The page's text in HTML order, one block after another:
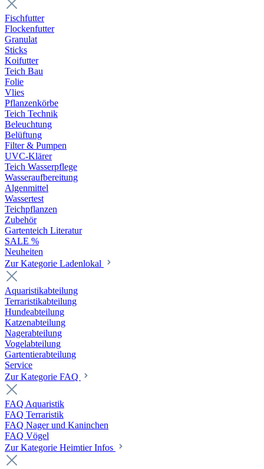
Fischfutter
Flockenfutter
Granulat
Sticks
Koifutter
Teich Bau
Folie
Vlies
Pflanzenkörbe
Teich Technik
Beleuchtung
Belüftung
Filter & Pumpen
UVC-Klärer
Teich Wasserpflege
Wasseraufbereitung
Algenmittel
Wassertest
Teichpflanzen
Zubehör
Gartenteich Literatur
SALE %
Neuheiten
Zur Kategorie Ladenlokal
Aquaristikabteilung
Terraristikabteilung
Hundeabteilung
Katzenabteilung
Nagerabteilung
Vogelabteilung
Gartentierabteilung
Service
Zur Kategorie FAQ
FAQ Aquaristik
FAQ Terraristik
FAQ Nager und Kaninchen
FAQ Vögel
Zur Kategorie Heimtier Infos